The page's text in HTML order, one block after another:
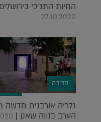
החיות התנ"כי
27.10.2020
סביבה
גלריה אורבנית
הערב בנווה שאנן |